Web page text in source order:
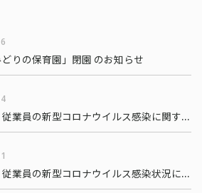
どりの保育園」閉園 のお知らせ
当社社員・従業員の新型コロナウイルス感染に関するお知らせ
当社社員・従業員の新型コロナウイルス感染状況について